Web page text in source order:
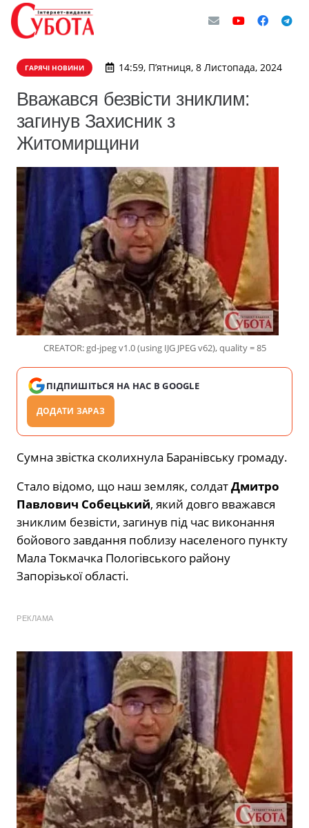
ГАРЯЧІ НОВИНИ 14:59, П’ятниця, 8 Листопада, 2024
Вважався безвісти зниклим:
загинув Захисник з
Житомирщини
CREATOR: gd-jpeg v1.0 (using IJG JPEG v62), quality = 85
ПІДПИШІТЬСЯ НА НАС В GOOGLE
ДОДАТИ ЗАРАЗ
Сумна звістка сколихнула Баранівську громаду.
Стало відомо, що наш земляк, солдатДмитро
Павлович Собецький, який довго вважався
зниклим безвісти, загинув під час виконання
бойового завдання поблизу населеного пункту
Мала Токмачка Пологівського району
Запорізької області.
РЕКЛАМА